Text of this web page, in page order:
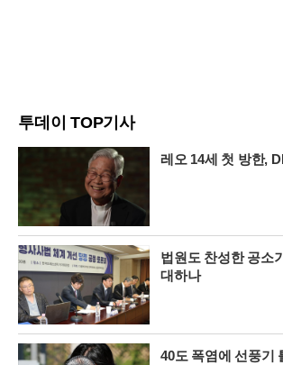
투데이 TOP기사
레오 14세 첫 방한,
법원도 찬성한 공소
대하나
40도 폭염에 선풍기